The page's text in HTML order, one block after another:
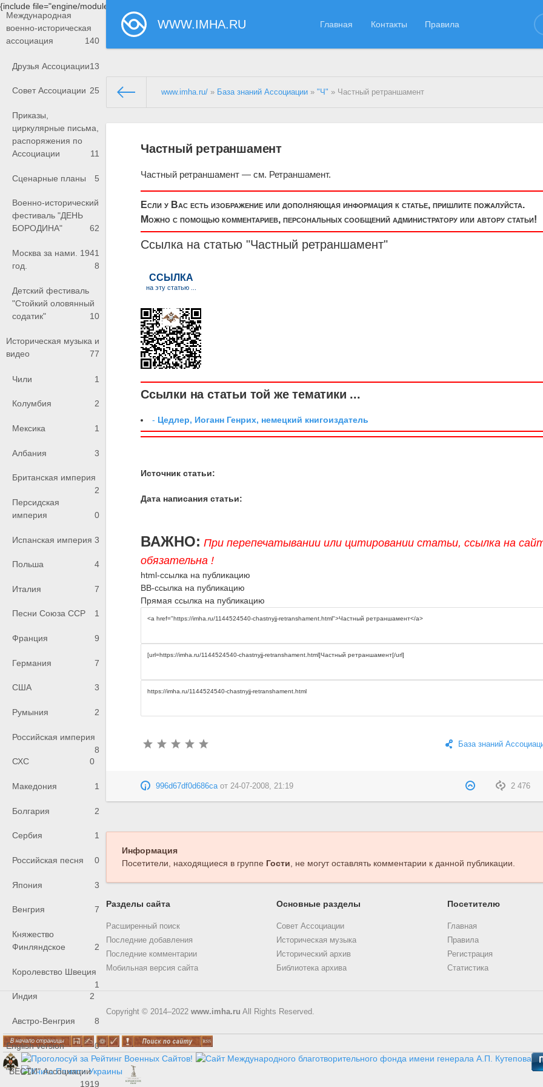
{include file="engine/modules/saperu/head.php"}
WWW.IMHA.RU Главная Контакты Правила
Международная
военно-историческая
ассоциация
140
Друзья Ассоциации13
Совет Ассоциации 25
Приказы,
циркулярные письма,
распоряжения по
Ассоциации
11
Сценарные планы 5
Военно-исторический
фестиваль "ДЕНЬ
БОРОДИНА"
62
Москва за нами. 1941
год.
8
Детский фестиваль
"Стойкий оловянный
содатик"
10
Историческая музыка и
видео
77
Чили 1
Колумбия 2
Мексика 1
Албания 3
Британская империя
2
Персидская
империя
0
Испанская империя 3
Польша 4
Италия 7
Песни Союза ССР 1
Франция 9
Германия 7
США 3
Румыния 2
Российская империя
8
СХС
0
Македония 1
Болгария 2
Сербия 1
Российская песня 0
Япония 3
Венгрия 7
Княжество
Финляндское
2
Королевство Швеция
1
Индия
2
Австро-Венгрия 8
English version 0
"ВЕСТИ" Ассоциации
1919
www.imha.ru/ » База знаний Ассоциации »"Ч" » Частный ретраншамент
Частный ретраншамент
Частный ретраншамент — см. Ретраншамент.
Если у Вас есть изображение или дополняющая информация к статье, пришлите пожалуйста.
Можно с помощью комментариев, персональных сообщений администратору или автору статьи!
Ссылка на статью "Частный ретраншамент"
Ссылки на статьи той же тематики ...
- Цедлер, Иоганн Генрих, немецкий книгоиздатель
Источник статьи:
Дата написания статьи:
ВАЖНО: При перепечатывании или цитировании статьи, ссылка на
обязательна !
html-ссылка на публикацию
BB-ссылка на публикацию
Прямая ссылка на публикацию
База знаний
2 476
996d67df0d686caот24-07-2008, 21:19
Информация
Посетители, находящиеся в группе Гости, не могут оставлять комментарии к данной публикации.
Разделы сайта
Расширенный поиск
Последние добавления
Последние комментарии
Мобильная версия сайта
Основные разделы
Совет Ассоциации
Историческая музыка
Исторический архив
Библиотека архива
Посетителю
Главная
Правила
Регистрация
Статистика
Copyright © 2014–2022 www.imha.ru All Rights Reserved.